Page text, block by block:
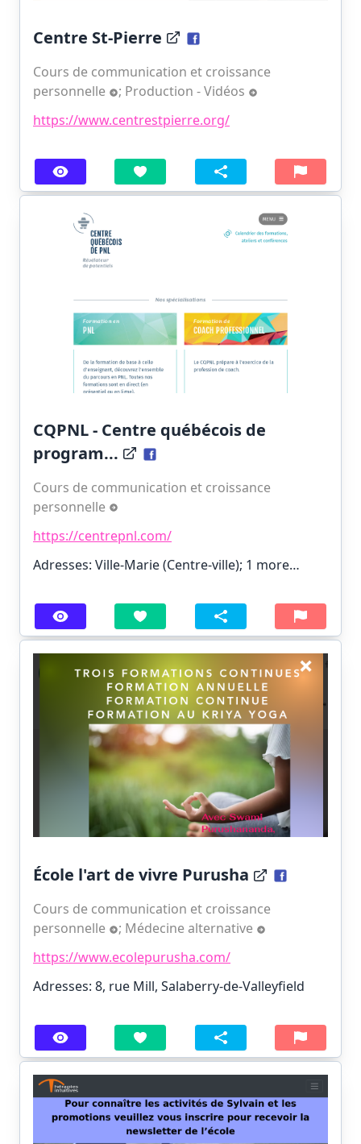
Centre St-Pierre
Cours de communication et croissance
personnelle
; Production - Vidéos
https://www.centrestpierre.org/
CQPNL - Centre québécois de
program...
Cours de communication et croissance
personnelle
https://centrepnl.com/
Adresses: Ville-Marie (Centre-ville); 1 more…
École l'art de vivre Purusha
Cours de communication et croissance
personnelle
; Médecine alternative
https://www.ecolepurusha.com/
Adresses: 8, rue Mill, Salaberry-de-Valleyfield